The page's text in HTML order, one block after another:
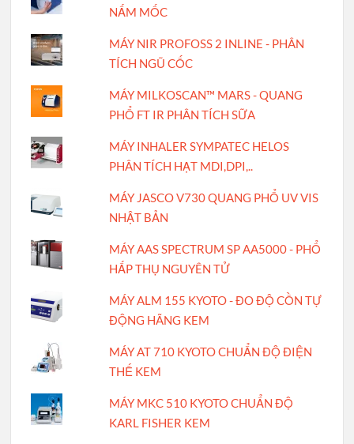
NẤM MỐC
MÁY NIR PROFOSS 2 INLINE - PHÂN
TÍCH NGŨ CỐC
MÁY MILKOSCAN™ MARS - QUANG
PHỔ FT IR PHÂN TÍCH SỮA
MÁY INHALER SYMPATEC HELOS
PHÂN TÍCH HẠT MDI,DPI,..
MÁY JASCO V730 QUANG PHỔ UV VIS
NHẬT BẢN
MÁY AAS SPECTRUM SP AA5000 - PHỔ
HẤP THỤ NGUYÊN TỬ
MÁY ALM 155 KYOTO - ĐO ĐỘ CỒN TỰ
ĐỘNG HÃNG KEM
MÁY AT 710 KYOTO CHUẨN ĐỘ ĐIỆN
THẾ KEM
MÁY MKC 510 KYOTO CHUẨN ĐỘ
KARL FISHER KEM